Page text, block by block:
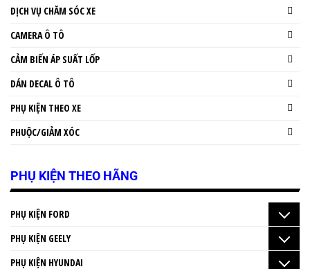
DỊCH VỤ CHĂM SÓC XE
CAMERA Ô TÔ
CẢM BIẾN ÁP SUẤT LỐP
DÁN DECAL Ô TÔ
PHỤ KIỆN THEO XE
PHUỘC/GIẢM XÓC
PHỤ KIỆN THEO HÃNG
PHỤ KIỆN FORD
PHỤ KIỆN GEELY
PHỤ KIỆN HYUNDAI